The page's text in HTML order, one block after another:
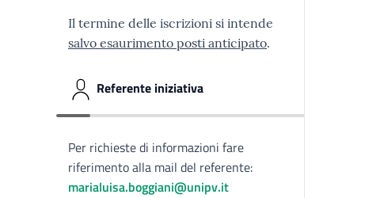
Il termine delle iscrizioni si intende
salvo esaurimento posti anticipato.
Referente iniziativa
Per richieste di informazioni fare
riferimento alla mail del referente:
marialuisa.boggiani@unipv.it